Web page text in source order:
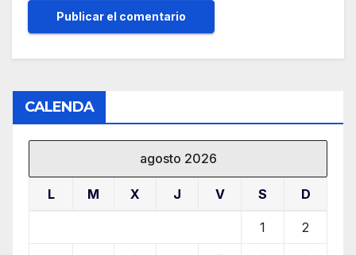
CALENDA
agosto 2026
L M X J V S D
1 2